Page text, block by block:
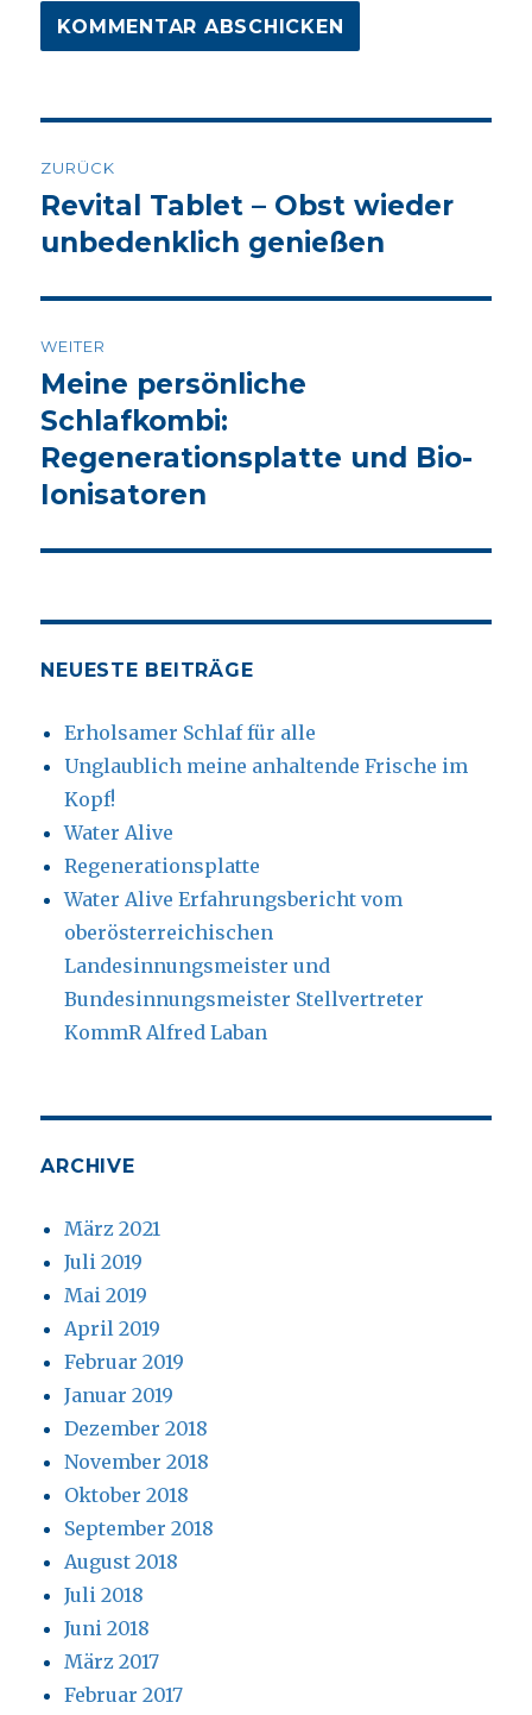
Navigation
ZURÜCK
Vorheriger
Beitrag:
Revital Tablet – Obst wieder
unbedenklich genießen
WEITER
Nächster
Beitrag:
Meine persönliche
Schlafkombi:
Regenerationsplatte und Bio-
Ionisatoren
NEUESTE BEITRÄGE
Erholsamer Schlaf für alle
Unglaublich meine anhaltende Frische im
Kopf!
Water Alive
Regenerationsplatte
Water Alive Erfahrungsbericht vom
oberösterreichischen
Landesinnungsmeister und
Bundesinnungsmeister Stellvertreter
KommR Alfred Laban
ARCHIVE
März 2021
Juli 2019
Mai 2019
April 2019
Februar 2019
Januar 2019
Dezember 2018
November 2018
Oktober 2018
September 2018
August 2018
Juli 2018
Juni 2018
März 2017
Februar 2017